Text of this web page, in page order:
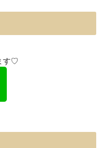
す♡